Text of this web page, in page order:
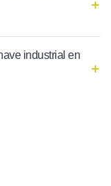
industrial en